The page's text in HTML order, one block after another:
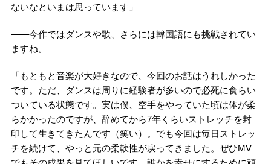
ないなといまは思っています」
――今作ではダンスや歌、さらには韓国語にも挑戦されてい
ますね。
「もともと音楽が大好きなので、今回のお話はうれしかった
です。ただ、ダンスは周りに経験者が多いので必死に食らい
ついている状態です。実は僕、空手をやっていた頃は体が柔
らかかったのですが、辞めてから7年くらいストレッチを封
印して生きてきたんです（笑い）。でも今回は毎日ストレッ
チを続けて、やっと元の柔軟性が戻ってきました。ぜひMV